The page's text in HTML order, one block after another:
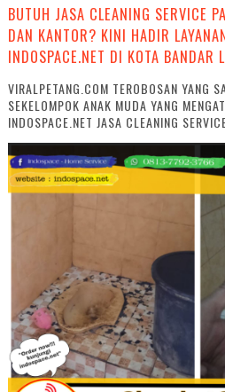
BUTUH JASA CLEANING SERVICE
DAN KANTOR? KINI HADIR
INDOSPACE.NET DI KOTA BANDAR
VIRALPETANG.COM TEROBOSAN YANG
SEKELOMPOK ANAK MUDA YANG
INDOSPACE.NET JASA CLEANING SERVICE